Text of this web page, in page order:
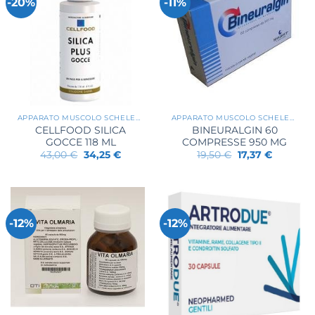
-20%
APPARATO MUSCOLO SCHELETRICO
CELLFOOD SILICA
GOCCE 118 ML
43,00€ Il
prezzo
43,00 €.
34,25 €Il
34,25 €.
-11%
APPARATO MUSCOLO SCHELETRICO
BINEURALGIN 60
COMPRESSE 950 MG
19,50€ Il
prezzo
17,37 €Il
-12% -12%